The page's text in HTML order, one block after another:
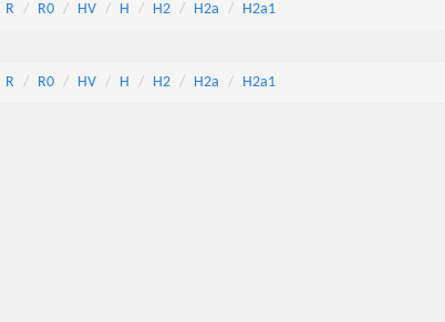
R R0 HV H H2 H2a H2a1
R R0 HV H H2 H2a H2a1